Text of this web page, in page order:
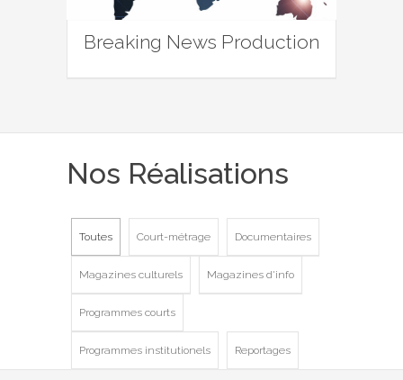
Breaking News Production
Nos Réalisations
Toutes Court-métrage Documentaires
Magazines culturels Magazines d'info
Programmes courts
Programmes institutionels Reportages